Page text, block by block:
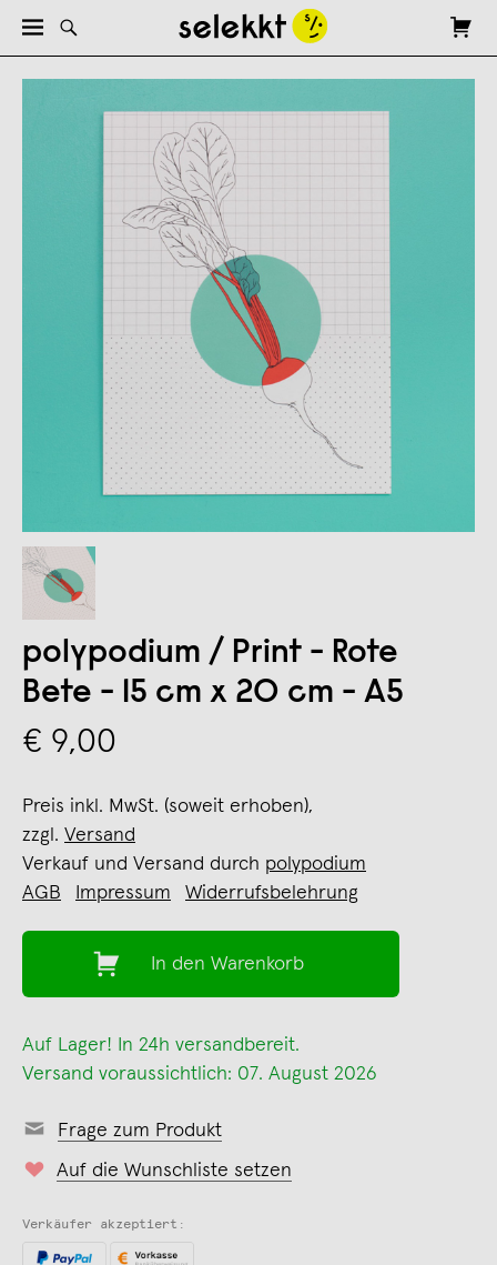
polypodium / Print - Rote
Bete - 15 cm x 20 cm - A5
€ 9,00
Preis inkl. MwSt. (soweit erhoben),
zzgl. Versand
Verkauf und Versand durch polypodium
AGB
Impressum Widerrufsbelehrung
In den Warenkorb
Auf Lager! In 24h versandbereit.
Versand voraussichtlich: 07. August 2026
Frage zum Produkt
Auf die Wunschliste setzen
Verkäufer akzeptiert: